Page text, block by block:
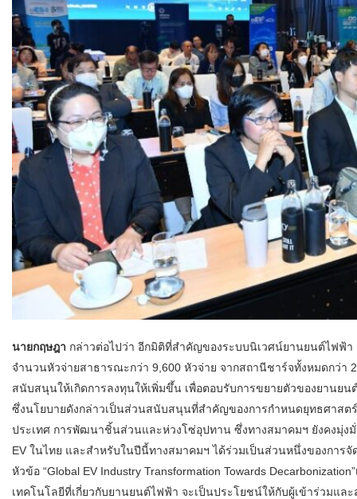
นายกฤษฎา กล่าวต่อไปว่า อีกมิติที่สำคัญของระบบนิเวศน์ยานยนต์ไฟฟ้
จำนวนหัวจ่ายสาธารณะกว่า 9,600 หัวจ่าย จากสถานีชาร์จทั้งหมดกว่า
สนับสนุนให้เกิดการลงทุนให้เพิ่มขึ้น เพื่อตอบรับการขยายตัวของยานย
ซึ่งนโยบายดังกล่าวเป็นส่วนสนับสนุนที่สำคัญของการกำหนดยุทธศาส
ประเทศ การพัฒนาชิ้นส่วนและห่วงโซ่อุปทาน ซึ่งทางสมาคมฯ ยังคงมุ่
EV ในไทย และสำหรับในปีนี้ทางสมาคมฯ ได้ร่วมเป็นส่วนหนึ่งของการจั
หัวข้อ “Global EV Industry Transformation Towards
เทคโนโลยีที่เกี่ยวกับยานยนต์ไฟฟ้า จะเป็นประโยชน์ให้กับผู้เข้าร่วมแล